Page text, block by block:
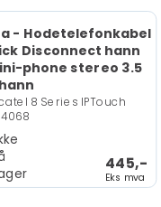
- Hodetelefonkabel
Disconnect hann
phone stereo 3.5
8 Series IPTouch
445,-
Eks mva